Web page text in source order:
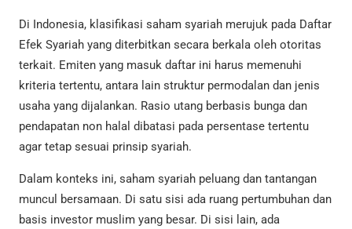
Di Indonesia, klasifikasi saham syariah merujuk pada Daftar
Efek Syariah yang diterbitkan secara berkala oleh otoritas
terkait. Emiten yang masuk daftar ini harus memenuhi
kriteria tertentu, antara lain struktur permodalan dan jenis
usaha yang dijalankan. Rasio utang berbasis bunga dan
pendapatan non halal dibatasi pada persentase tertentu
agar tetap sesuai prinsip syariah.
Dalam konteks ini, saham syariah peluang dan tantangan
muncul bersamaan. Di satu sisi ada ruang pertumbuhan dan
basis investor muslim yang besar. Di sisi lain, ada